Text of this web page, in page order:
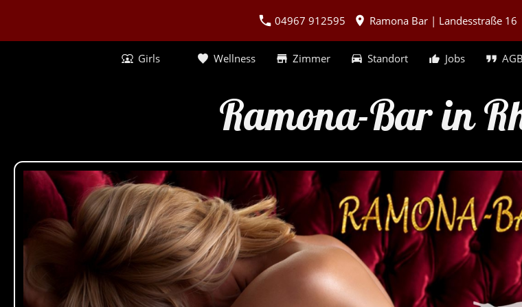
04967 912595 Ramona Bar | Landesstraße
Girls Wellness Zimmer Standort Jobs AGB
Ramona-Bar in